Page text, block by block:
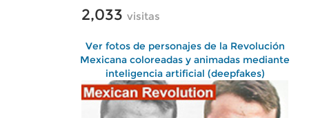
2,033 visitas
Ver fotos de personajes de la Revolución
Mexicana coloreadas y animadas mediante
inteligencia artificial (deepfakes)